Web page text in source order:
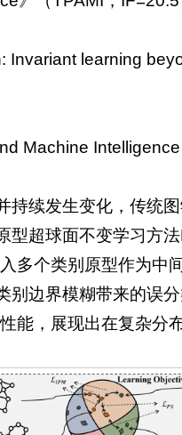
Invariant learning
Machine Intelligence
续发生变化，传统
超球面不变学习方
多个类别原型作为中
边界模糊带来的误
能，展现出在复杂分